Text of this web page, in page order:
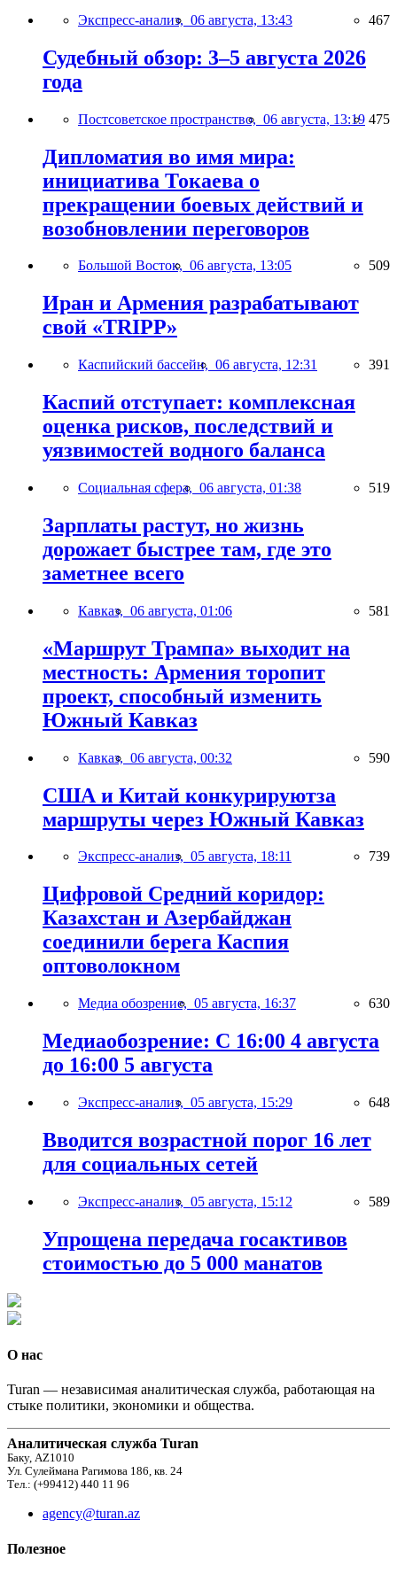
Экспресс-анализ, 06 августа, 13:43 467
Судебный обзор: 3–5 августа 2026
года
Постсоветское пространство, 06 августа, 13:19 475
Дипломатия во имя мира:
инициатива Токаева о
прекращении боевых действий и
возобновлении переговоров
Большой Восток, 06 августа, 13:05 509
Иран и Армения разрабатывают
свой «TRIPP»
Каспийский бассейн, 06 августа, 12:31 391
Каспий отступает: комплексная
оценка рисков, последствий и
уязвимостей водного баланса
Социальная сфера, 06 августа, 01:38 519
Зарплаты растут, но жизнь
дорожает быстрее там, где это
заметнее всего
Кавказ, 06 августа, 01:06 581
«Маршрут Трампа» выходит на
местность: Армения торопит
проект, способный изменить
Южный Кавказ
Кавказ, 06 августа, 00:32 590
США и Китай конкурируютза
маршруты через Южный Кавказ
Экспресс-анализ, 05 августа, 18:11 739
Цифровой Средний коридор:
Казахстан и Азербайджан
соединили берега Каспия
оптоволокном
Медиа обозрение, 05 августа, 16:37 630
Медиаобозрение: С 16:00 4 августа
до 16:00 5 августа
Экспресс-анализ, 05 августа, 15:29 648
Вводится возрастной порог 16 лет
для социальных сетей
Экспресс-анализ, 05 августа, 15:12 589
Упрощена передача госактивов
стоимостью до 5 000 манатов
О нас
Turan — независимая аналитическая служба, работающая на
стыке политики, экономики и общества.
Аналитическая служба Turan
Баку, AZ1010
Ул. Сулеймана Рагимова 186, кв. 24
Тел.: (+99412) 440 11 96
agency@turan.az
Полезное